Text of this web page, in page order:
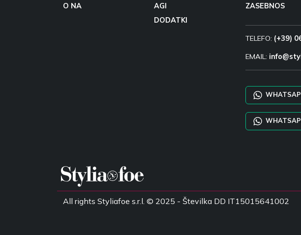
O NA
AGI
DODATKI
ZASEBNOS
TELEFO: (+39)
EMAIL:
All rights Styliafoe s.r.l. © 2025 - Številka DD IT15015641002